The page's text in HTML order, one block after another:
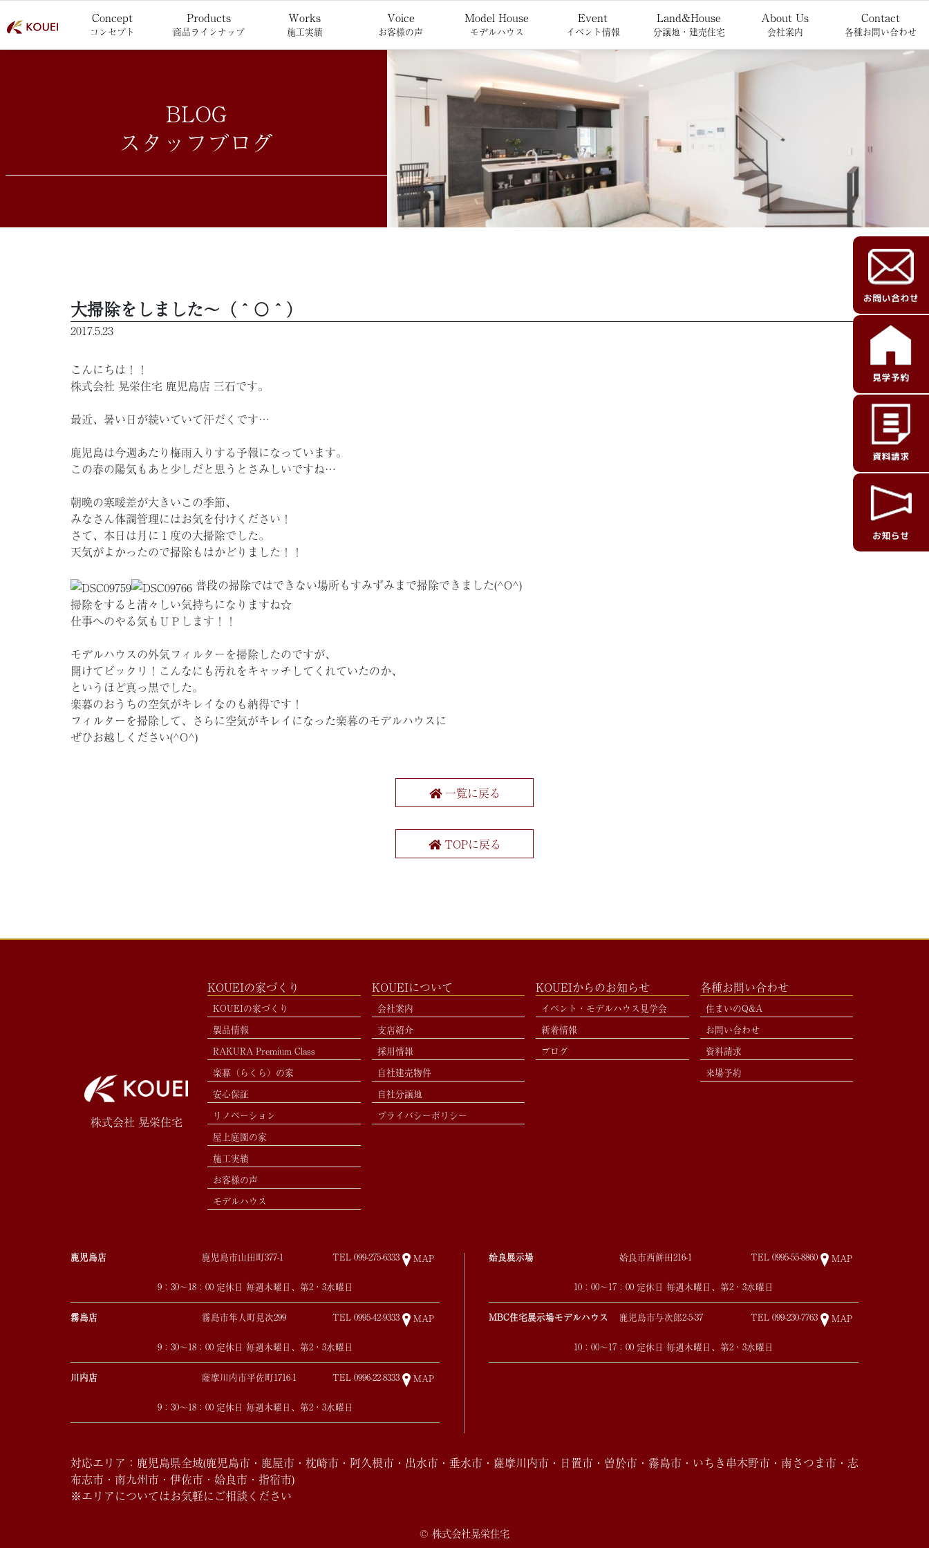
Concept
コンセプト
Products
商品ラインナップ
Works
施工実績
Voice
お客様の声
Model House
モデルハウス
Event
イベント情報
Land&House
分譲地・建売住宅
About Us
会社案内
Contact
各種お問い合わせ
BLOG
スタッフブログ
大掃除をしました～（＾〇＾）
2017.5.23
こんにちは！！
株式会社 晃栄住宅 鹿児島店 三石です。
最近、暑い日が続いていて汗だくです…
鹿児島は今週あたり梅雨入りする予報になっています。
この春の陽気もあと少しだと思うとさみしいですね…
朝晩の寒暖差が大きいこの季節、
みなさん体調管理にはお気を付けください！
さて、本日は月に１度の大掃除でした。
天気がよかったので掃除もはかどりました！！
普段の掃除ではできない場所もすみずみまで掃除できました(^O^)
掃除をすると清々しい気持ちになりますね☆
仕事へのやる気もＵＰします！！
モデルハウスの外気フィルターを掃除したのですが、
開けてビックリ！こんなにも汚れをキャッチしてくれていたのか、
というほど真っ黒でした。
楽暮のおうちの空気がキレイなのも納得です！
フィルターを掃除して、さらに空気がキレイになった楽暮のモデルハウスに
ぜひお越しください(^O^)
一覧に戻る
TOPに戻る
株式会社 晃栄住宅
KOUEIの家づくり
KOUEIの家づくり
製品情報
RAKURA Premium Class
楽暮（らくら）の家
安心保証
リノベーション
屋上庭園の家
施工実績
お客様の声
モデルハウス
KOUEIについて
会社案内
支店紹介
採用情報
自社建売物件
自社分譲地
プライバシーポリシー
KOUEIからのお知らせ
イベント・モデルハウス見学会
新着情報
ブログ
各種お問い合わせ
住まいのQ&A
お問い合わせ
資料請求
来場予約
鹿児島店 鹿児島市山田町377-1 TEL 099-275-6333 MAP
9：30～18：00 定休日 毎週木曜日、第2・3水曜日
霧島店 霧島市隼人町見次299 TEL 0995-42-9333 MAP
9：30～18：00 定休日 毎週木曜日、第2・3水曜日
川内店 薩摩川内市平佐町1716-1 TEL 0996-22-8333 MAP
9：30～18：00 定休日 毎週木曜日、第2・3水曜日
姶良展示場 姶良市西餅田216-1 TEL0995-55-8860 MAP
10：00～17：00 定休日 毎週木曜日、第2・3水曜日
MBC住宅展示場モデルハウス 鹿児島市与次郎2-5-37 TEL099-230-7763 MAP
10：00～17：00 定休日 毎週木曜日、第2・3水曜日
対応エリア：鹿児島県全域(鹿児島市・鹿屋市・枕崎市・阿久根市・出水市・垂水市・薩摩川内市・日置市・曽於市・霧島市・いちき串木野市・南さつま市・志
布志市・南九州市・伊佐市・姶良市・指宿市)
※エリアについてはお気軽にご相談ください
© 株式会社晃栄住宅